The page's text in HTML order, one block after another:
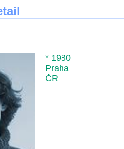
* 1980
Praha
ČR